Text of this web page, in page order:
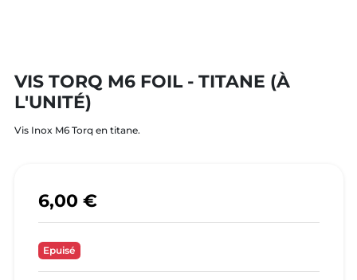
VIS TORQ M6 FOIL - TITANE (À
L'UNITÉ)
Vis Inox M6 Torq en titane.
6,00 €
Epuisé